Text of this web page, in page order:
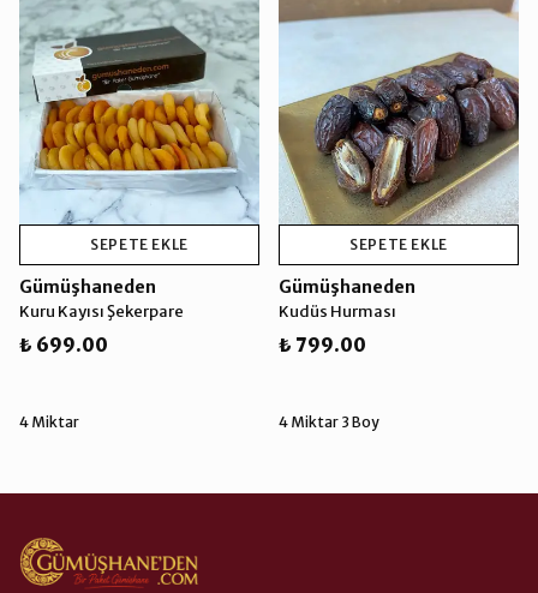
SEPETE EKLE
Gümüşhaneden
Kuru Kayısı Şekerpare
₺ 699.00
4 Miktar
SEPETE EKLE
Gümüşhaneden
Kudüs Hurması
₺ 799.00
4 Miktar 3 Boy